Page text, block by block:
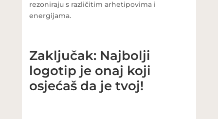
rezoniraju s različitim arhetipovima i
energijama.
Zaključak: Najbolji
logotip je onaj koji
osjećaš da je tvoj!